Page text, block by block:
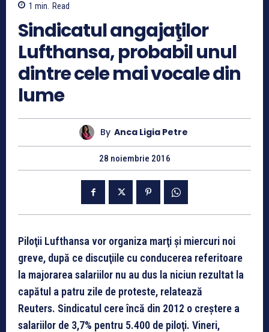
1 min. Read
Sindicatul angajaţilor
Lufthansa, probabil unul
dintre cele mai vocale din
lume
By Anca Ligia Petre
28 noiembrie 2016
Piloţii Lufthansa vor organiza marţi şi miercuri noi
greve, după ce discuţiile cu conducerea referitoare
la majorarea salariilor nu au dus la niciun rezultat la
capătul a patru zile de proteste, relatează
Reuters. Sindicatul cere încă din 2012 o creştere a
salariilor de 3,7% pentru 5.400 de piloţi. Vineri,